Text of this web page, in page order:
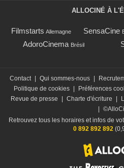
ALLOCINÉ À
Filmstarts Allemagne SensaCine
AdoroCinema Brésil
Contact | Qui sommes-nous |
Politique de cookies | Préférences
Revue de presse
| Charte d'écriture |
|
Retrouvez tous les horaires et infos de
0 892 892 892